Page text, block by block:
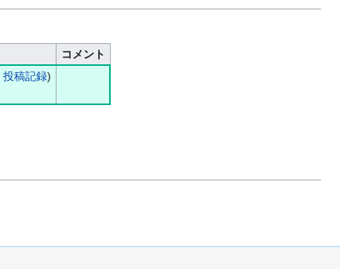
コメント
投稿記録)